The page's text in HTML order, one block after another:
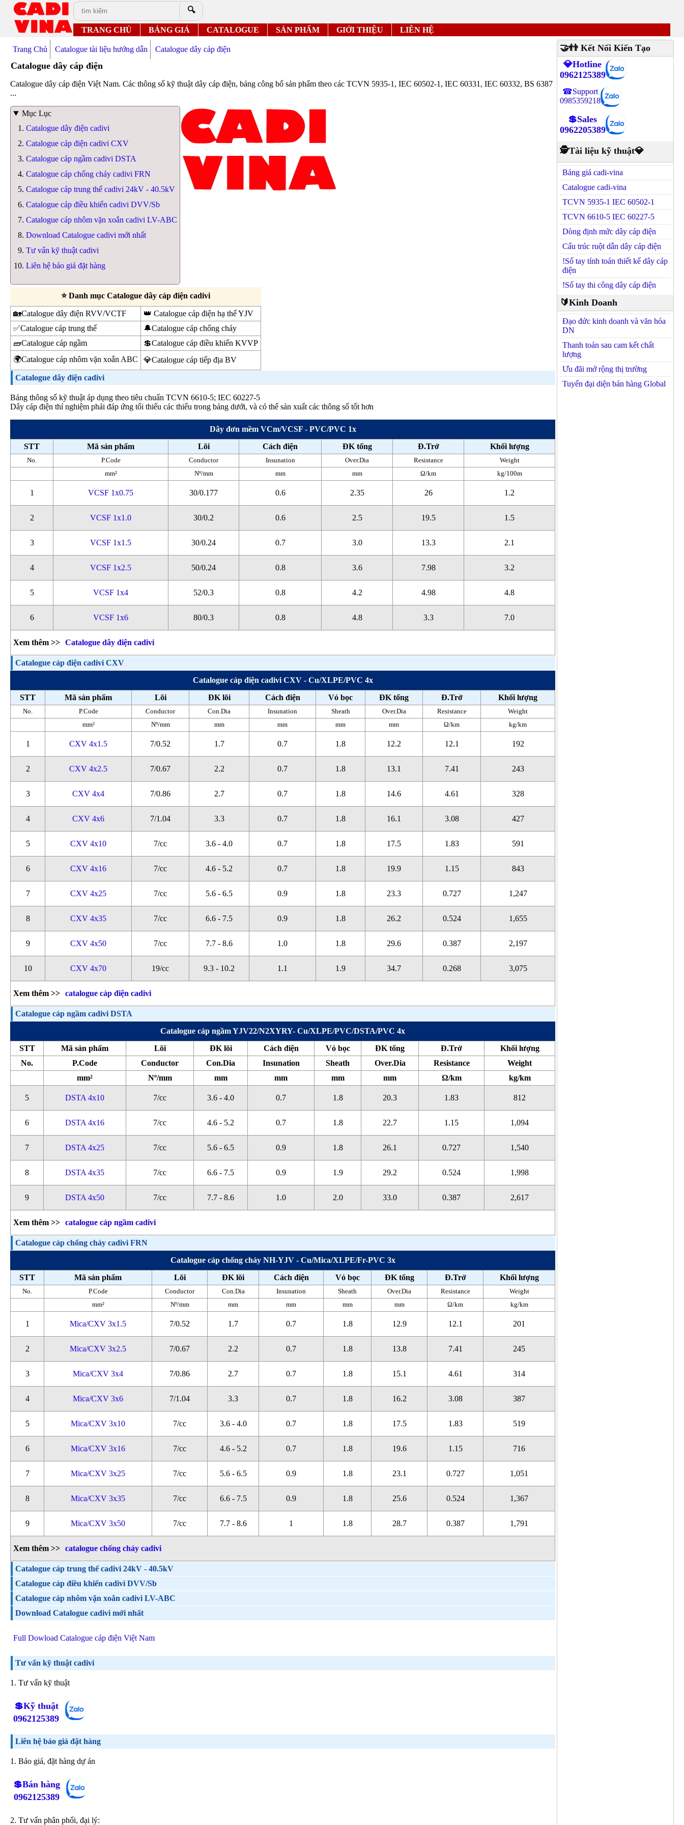
🔍
TRANG CHỦ BẢNG GIÁ CATALOGUE SẢN PHẨM GIỚI THIỆU LIÊN HỆ
Trang Chủ Catalogue tài liệu hướng dẫn Catalogue dây cáp điện
Catalogue dây cáp điện
Catalogue dây cáp điện Việt Nam. Các thông số kỹ thuật dây cáp điện, bảng công bố sản phẩm theo các TCVN 5935-1, IEC 60502-1, IEC 60331, IEC 60332, BS 6387
...
Mục Lục
Catalogue dây điện cadivi
Catalogue cáp điện cadivi CXV
Catalogue cáp ngầm cadivi DSTA
Catalogue cáp chống cháy cadivi FRN
Catalogue cáp trung thế cadivi 24kV - 40.5kV
Catalogue cáp điều khiển cadivi DVV/Sb
Catalogue cáp nhôm vặn xoắn cadivi LV-ABC
Download Catalogue cadivi mới nhất
Tư vấn kỹ thuật cadivi
Liên hệ báo giá đặt hàng
⭐ Danh mục Catalogue dây cáp điện cadivi
🏡Catalogue dây điện RVV/VCTF
👑 Catalogue cáp điện hạ thế YJV
✅Catalogue cáp trung thế
🔔Catalogue cáp chống cháy
🧱Catalogue cáp ngầm
💲Catalogue cáp điều khiển KVVP
🌍Catalogue cáp nhôm vặn xoắn ABC
💎Catalogue cáp tiếp địa BV
Catalogue dây điện cadivi
Bảng thông số kỹ thuật áp dụng theo tiêu chuẩn TCVN 6610-5; IEC 60227-5
Dây cáp điện thí nghiệm phải đáp ứng tối thiếu các thiểu trong bảng dưới, và có thể sản xuất các thông số tốt hơn
Dây đơn mềm VCm/VCSF - PVC/PVC 1x
STT
Mã sản phẩm Lõi Cách điện ĐK tổng Đ.Trở Khối lượng
No. P.Code Conductor Insunation Over.Dia Resistance
Weight
mm²
Nº/mm mm mm Ω/km kg/100m
1 VCSF 1x0.75 30/0.177 0.6 2.35 26 1.2
2 VCSF 1x1.0 30/0.2 0.6 2.5 19.5 1.5
3 VCSF 1x1.5 30/0.24 0.7 3.0 13.3 2.1
4 VCSF 1x2.5 50/0.24 0.8 3.6 7.98 3.2
5 VCSF 1x4 52/0.3 0.8 4.2 4.98 4.8
6 VCSF 1x6 80/0.3 0.8 4.8 3.3 7.0
Xem thêm >> Catalogue dây điện cadivi
Catalogue cáp điện cadivi CXV
Catalogue cáp điện cadivi CXV - Cu/XLPE/PVC 4x
STT
Mã sản phẩm Lõi ĐK lõi Cách điện Vỏ bọc ĐK tổng Đ.Trở Khối lượng
No. P.Code Conductor Con.Dia Insunation Sheath Over.Dia Resistance
Weight
mm²
Nº/mm mm mm mm mm Ω/km kg/km
1 CXV 4x1.5 7/0.52 1.7 0.7 1.8 12.2 12.1 192
2 CXV 4x2.5 7/0.67 2.2 0.7 1.8 13.1 7.41 243
3 CXV 4x4 7/0.86 2.7 0.7 1.8 14.6 4.61 328
4 CXV 4x6 7/1.04 3.3 0.7 1.8 16.1 3.08 427
5 CXV 4x10 7/cc 3.6 - 4.0 0.7 1.8 17.5 1.83 591
6 CXV 4x16 7/cc 4.6 - 5.2 0.7 1.8 19.9 1.15 843
7 CXV 4x25 7/cc 5.6 - 6.5 0.9 1.8 23.3 0.727 1,247
8 CXV 4x35 7/cc 6.6 - 7.5 0.9 1.8 26.2 0.524 1,655
9 CXV 4x50 7/cc 7.7 - 8.6 1.0 1.8 29.6 0.387 2,197
10 CXV 4x70 19/cc 9.3 - 10.2 1.1 1.9 34.7 0.268 3,075
Xem thêm >> catalogue cáp điện cadivi
Catalogue cáp ngầm cadivi DSTA
Catalogue cáp ngầm YJV22/N2XYRY- Cu/XLPE/PVC/DSTA/PVC 4x
STT
Mã sản phẩm Lõi ĐK lõi Cách điện Vỏ bọc ĐK tổng Đ.Trở
Khối lượng
No.
P.Code Conductor Con.Dia Insunation Sheath Over.Dia Resistance
Weight
mm²
Nº/mm mm mm mm mm Ω/km kg/km
5 DSTA 4x10 7/cc 3.6 - 4.0 0.7 1.8 20.3 1.83 812
6 DSTA 4x16 7/cc 4.6 - 5.2 0.7 1.8 22.7 1.15 1,094
7 DSTA 4x25 7/cc 5.6 - 6.5 0.9 1.8 26.1 0.727 1,540
8 DSTA 4x35 7/cc 6.6 - 7.5 0.9 1.9 29.2 0.524 1,998
9 DSTA 4x50 7/cc 7.7 - 8.6 1.0 2.0 33.0 0.387 2,617
Xem thêm >> catalogue cáp ngầm cadivi
Catalogue cáp chống cháy cadivi FRN
Catalogue cáp chống cháy NH-YJV - Cu/Mica/XLPE/Fr-PVC 3x
STT
Mã sản phẩm Lõi ĐK lõi Cách điện Vỏ bọc ĐK tổng Đ.Trở Khối lượng
No. P.Code Conductor Con.Dia Insunation Sheath Over.Dia Resistance
Weight
mm²
Nº/mm mm mm mm mm Ω/km kg/km
1 Mica/CXV 3x1.5 7/0.52 1.7 0.7 1.8 12.9 12.1 201
2 Mica/CXV 3x2.5 7/0.67 2.2 0.7 1.8 13.8 7.41 245
3 Mica/CXV 3x4 7/0.86 2.7 0.7 1.8 15.1 4.61 314
4 Mica/CXV 3x6 7/1.04 3.3 0.7 1.8 16.2 3.08 387
5 Mica/CXV 3x10 7/cc 3.6 - 4.0 0.7 1.8 17.5 1.83 519
6 Mica/CXV 3x16 7/cc 4.6 - 5.2 0.7 1.8 19.6 1.15 716
7 Mica/CXV 3x25 7/cc 5.6 - 6.5 0.9 1.8 23.1 0.727 1,051
8 Mica/CXV 3x35 7/cc 6.6 - 7.5 0.9 1.8 25.6 0.524 1,367
9 Mica/CXV 3x50 7/cc 7.7 - 8.6 1 1.8 28.7 0.387 1,791
Xem thêm >> catalogue chống cháy cadivi
Catalogue cáp trung thế cadivi 24kV - 40.5kV
Catalogue cáp điều khiển cadivi DVV/Sb
Catalogue cáp nhôm vặn xoắn cadivi LV-ABC
Download Catalogue cadivi mới nhất
Full Dowload Catalogue cáp điện Việt Nam
Tư vấn kỹ thuật cadivi
1. Tư vấn kỹ thuật
💲Kỹ thuật
0962125389
Liên hệ báo giá đặt hàng
1. Báo giá, đặt hàng dự án
💲Bán hàng
0962125389
2. Tư vấn phân phối, đại lý:
🤝👬 Kết Nối Kiến Tạo
💎Hotline
0962125389
☎Support
0985359218
💲Sales
0962205389
🕵Tài liệu kỹ thuật💎
Bảng giá cadi-vina
Catalogue cadi-vina
TCVN 5935-1 IEC 60502-1
TCVN 6610-5 IEC 60227-5
Dòng định mức dây cáp điện
Cấu trúc ruột dẫn dây cáp điện
!Sổ tay tính toán thiết kế dây cáp
điện
!Sổ tay thi công dây cáp điện
🔰Kinh Doanh
Đạo đức kinh doanh và văn hóa
DN
Thanh toán sau cam kết chất
lượng
Ưu đãi mở rộng thị trường
Tuyển đại diện bán hàng Global